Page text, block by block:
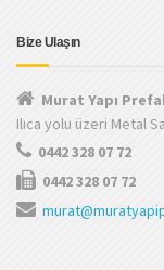
Bize Ulaşın
Murat Yapı
Ilıca yolu üzeri Metal
0442 328 07 72
0442 328 07 72